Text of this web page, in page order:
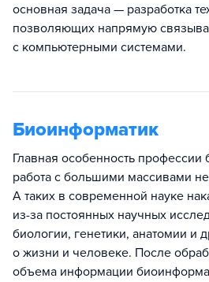
основная задача — разработка
позволяющих напрямую
с компьютерными системами.
Биоинформатик
Главная особенность
работа с большими массивами
А таких в современной науке
из-за постоянных научных
биологии, генетики, анатомии и
о жизни и человеке. После
объема информации